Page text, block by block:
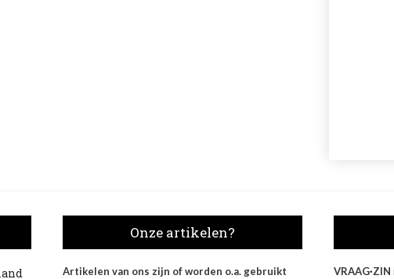
Onze artikelen?
Artikelen van ons zijn of worden o.a. gebruikt
VRAAG·ZIN